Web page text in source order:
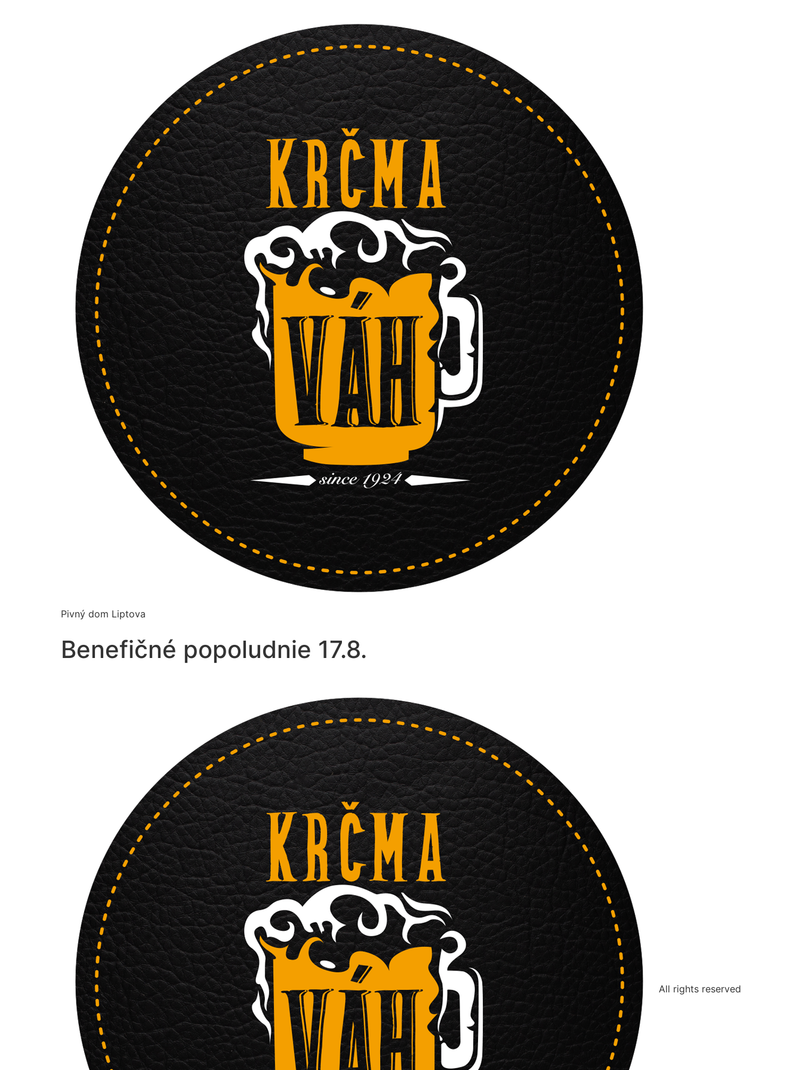
Pivný dom Liptova
Benefičné popoludnie 17.8.
All rights reserved